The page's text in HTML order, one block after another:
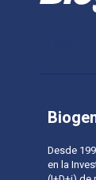
Desde
en la